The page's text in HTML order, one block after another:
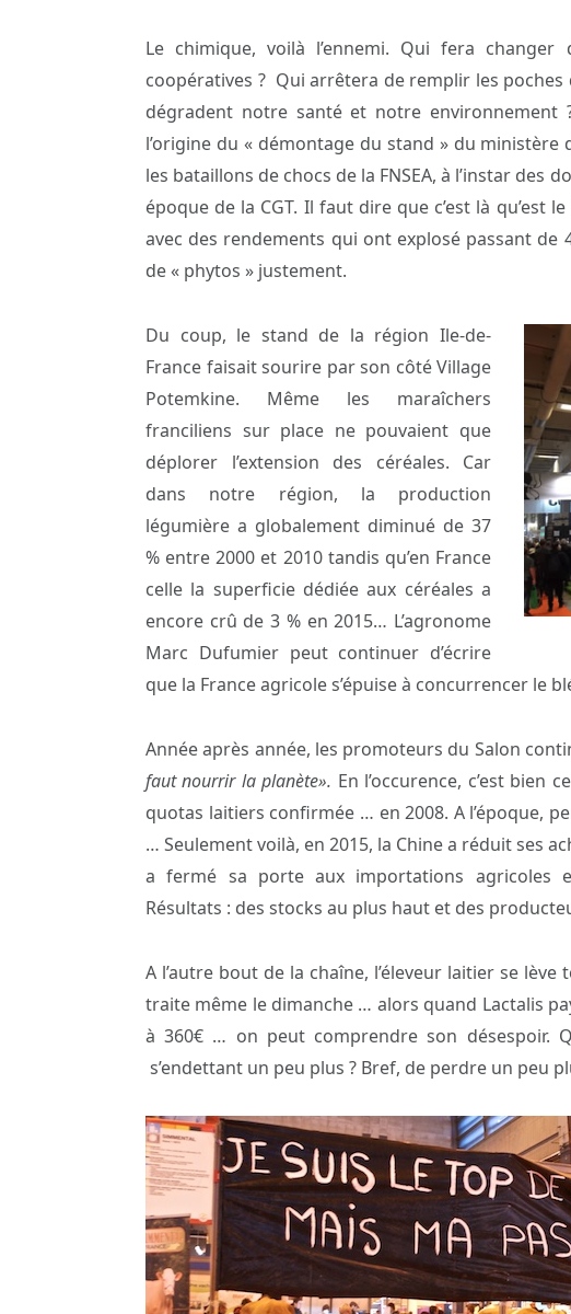
Le chimique, voilà l’ennemi. Qui fera
coopératives ? Qui arrêtera de remplir les poches
dégradent notre santé et notre environnement
l’origine du « démontage du stand » du ministère
les bataillons de chocs de la FNSEA, à l’instar des
époque de la CGT. Il faut dire que c’est là qu’est
avec des rendements qui ont explosé passant de
de « phytos » justement.
Du coup, le stand de la région Ile-de-
France faisait sourire par son côté Village
Potemkine. Même les maraîchers
franciliens sur place ne pouvaient que
déplorer l’extension des céréales. Car
dans notre région, la production
légumière a globalement diminué de 37
% entre 2000 et 2010 tandis qu’en France
celle la superficie dédiée aux céréales a
encore crû de 3 % en 2015… L’agronome
Marc Dufumier peut continuer d’écrire
que la France agricole s’épuise à concurrencer le
Année après année, les promoteurs du Salon
faut nourrir la planète». En l’occurence, c’est bien
quotas laitiers confirmée … en 2008. A l’époque,
… Seulement voilà, en 2015, la Chine a réduit ses
a fermé sa porte aux importations agricoles
Résultats : des stocks au plus haut et des
A l’autre bout de la chaîne, l’éleveur laitier se
traite même le dimanche … alors quand Lactalis
à 360€ … on peut comprendre son désespoir.
s’endettant un peu plus ? Bref, de perdre un peu